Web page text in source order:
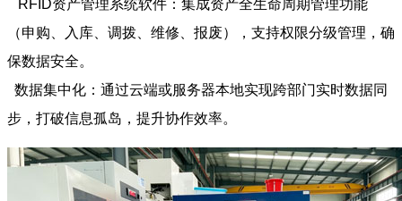
RFID资产管理系统软件：集成资产全生命周期管理功能
（申购、入库、调拨、维修、报废），支持权限分级管理，确
保数据安全。
数据集中化：通过云端或服务器本地实现跨部门实时数据同
步，打破信息孤岛，提升协作效率。